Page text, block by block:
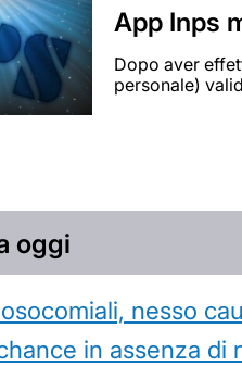
App Inps
Dopo aver
personale)
oggi
nesso
in assenza di